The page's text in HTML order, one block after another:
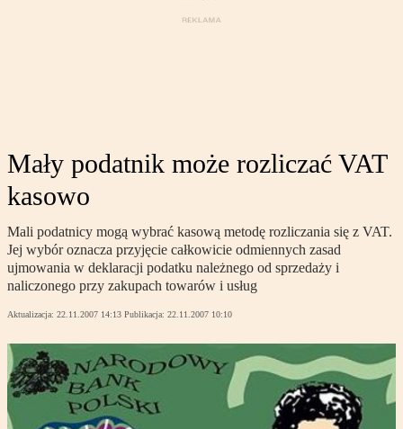
Mały podatnik może rozliczać VAT
kasowo
Mali podatnicy mogą wybrać kasową metodę rozliczania się z VAT.
Jej wybór oznacza przyjęcie całkowicie odmiennych zasad
ujmowania w deklaracji podatku należnego od sprzedaży i
naliczonego przy zakupach towarów i usług
Aktualizacja: 22.11.2007 14:13 Publikacja: 22.11.2007 10:10